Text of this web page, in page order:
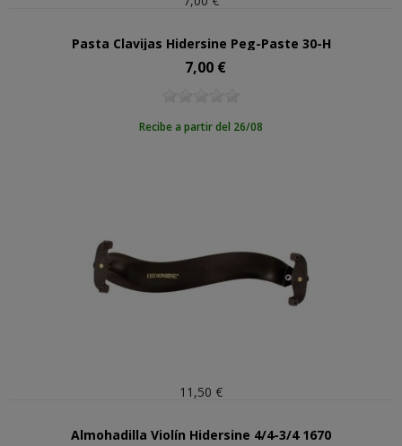
Pasta Clavijas Hidersine Peg-Paste 30-H
Precio
7,00 €
Recibe a partir del 26/08
11,50 €
Almohadilla Violín Hidersine 4/4-3/4 1670